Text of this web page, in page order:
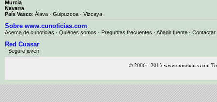
Murcia
Navarra
País Vasco: Álava · Guipuzcoa · Vizcaya
Sobre www.cunoticias.com
Acerca de cunoticias · Quiénes somos · Preguntas frecuentes · Añadir fuente · Contactar
Red Cuasar
· Seguro joven
© 2006 - 2013 www.cunoticias.com